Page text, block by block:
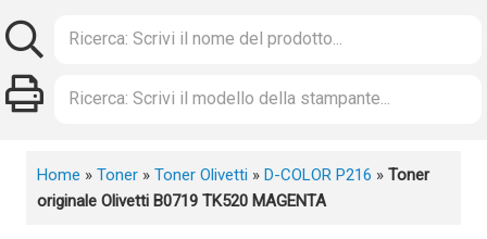
Home » Toner » Toner Olivetti » D-COLOR P216 » Toner
originale Olivetti B0719 TK520 MAGENTA